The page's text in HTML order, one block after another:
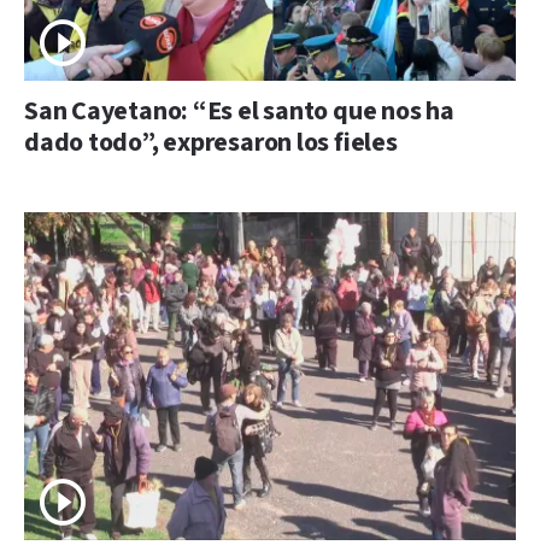
San Cayetano: “Es el santo que nos ha
dado todo”, expresaron los fieles